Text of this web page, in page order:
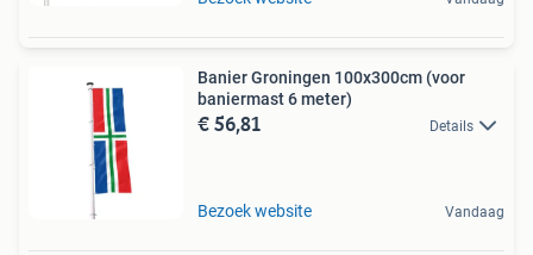
Banier Groningen 100x300cm (voor
baniermast 6 meter)
€ 56,81 Details
Bezoek website Vandaag